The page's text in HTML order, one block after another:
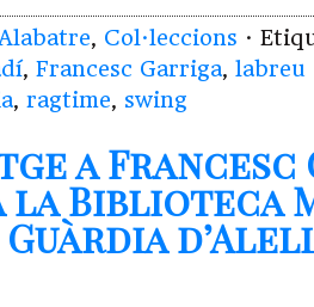
Alabatre, Col·leccions ·
, Francesc Garriga, labreu
, ragtime, swing
a
la Biblioteca
d’Alella